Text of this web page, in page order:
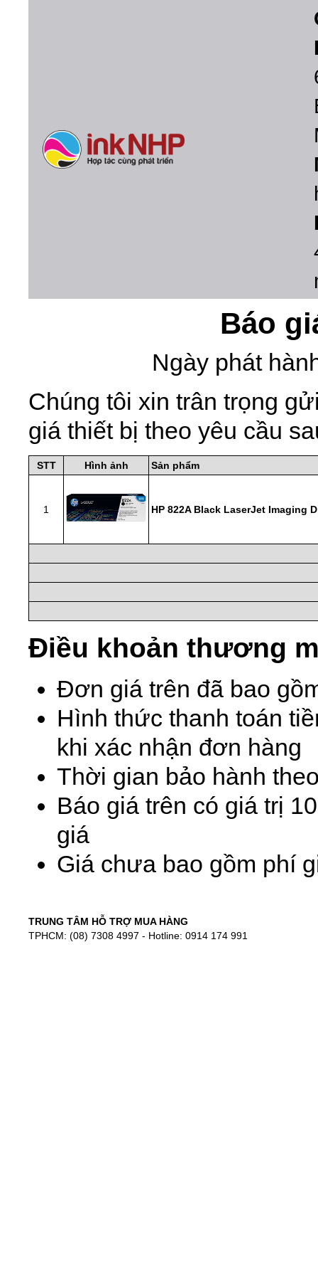
Báo
Ngày phát
Chúng tôi xin trân trọng
giá thiết bị theo yêu cầu
STT Hình ảnh Sản phẩm
1 HP 822A Black LaserJet Imaging
Điều khoản thương
Đơn giá trên đã bao
Hình thức thanh toán
khi xác nhận đơn hàng
Thời gian bảo hành
Báo giá trên có giá trị
giá
Giá chưa bao gồm phí
TRUNG TÂM HỖ TRỢ MUA HÀNG
TPHCM: (08) 7308 4997 - Hotline: 0914 174 991